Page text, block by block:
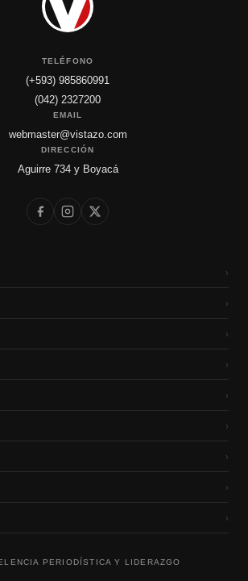
TELÉFONO
(+593) 985860991
(042) 2327200
EMAIL
webmaster@vistazo.com
DIRECCIÓN
Aguirre 734 y Boyacá
›
›
›
›
›
›
›
›
›
PERIODÍSTICA Y LIDERAZGO